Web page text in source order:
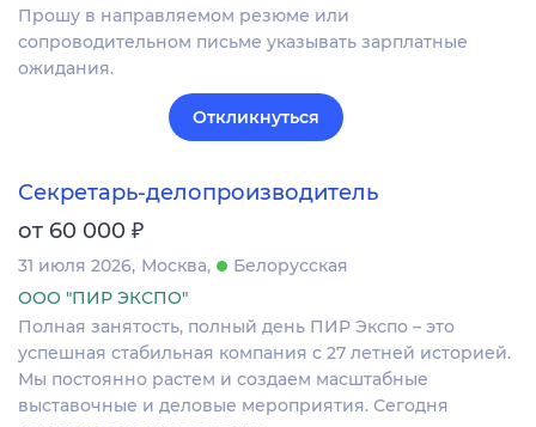
Прошу в направляемом резюме или
сопроводительном письме указывать зарплатные
ожидания.
Откликнуться
Секретарь-делопроизводитель
от 60 000 ₽
31 июля 2026 Москва
Белорусская
ООО "ПИР ЭКСПО"
Полная занятость, полный день ПИР Экспо – это
успешная стабильная компания с 27 летней историей.
Мы постоянно растем и создаем масштабные
выставочные и деловые мероприятия. Сегодня